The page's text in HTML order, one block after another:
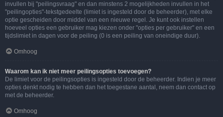
invullen bij "peilingsvraag" en dan minstens 2 mogelijkheden invullen in het
"peilingopties"-tekstgedeelte (limiet is ingesteld door de beheerder), met elke
optie gescheiden door middel van een nieuwe regel. Je kunt ook instellen
hoeveel opties een gebruiker mag kiezen onder "opties per gebruiker" en een
tijdslimiet in dagen voor de peiling (0 is een peiling van oneindige duur).
Omhoog
Waarom kan ik niet meer peilingsopties toevoegen?
De limiet voor de peilingsopties is ingesteld door de beheerder. Indien je meer
opties denkt nodig te hebben dan het toegestane aantal, neem dan contact op
met de beheerder.
Omhoog